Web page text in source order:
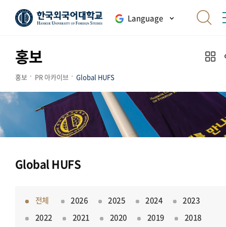
Language
홍보
홍보 PR 아카이브 Global HUFS
Global HUFS
전체 2026 2025 2024
2023
2022
2021 2020 2019
2018